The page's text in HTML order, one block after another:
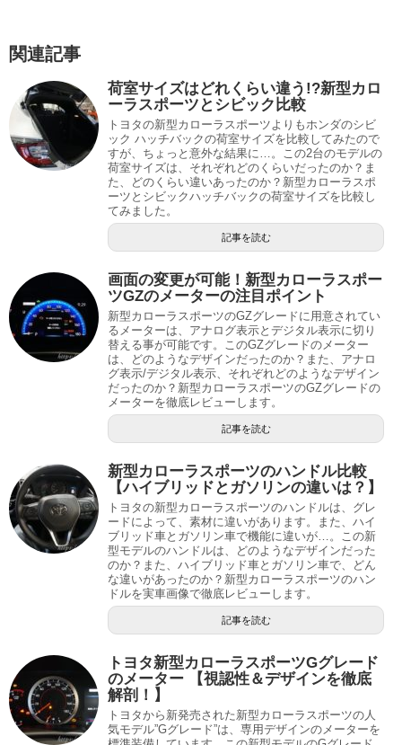
関連記事
荷室サイズはどれくらい違う!?新型カロ
ーラスポーツとシビック比較
トヨタの新型カローラスポーツよりもホンダのシビ
ック ハッチバックの荷室サイズを比較してみたので
すが、ちょっと意外な結果に…。この2台のモデルの
荷室サイズは、それぞれどのくらいだったのか？ま
た、どのくらい違いあったのか？新型カローラスポ
ーツとシビックハッチバックの荷室サイズを比較し
てみました。
記事を読む
画面の変更が可能！新型カローラスポー
ツGZのメーターの注目ポイント
新型カローラスポーツのGZグレードに用意されてい
るメーターは、アナログ表示とデジタル表示に切り
替える事が可能です。このGZグレードのメーター
は、どのようなデザインだったのか？また、アナロ
グ表示/デジタル表示、それぞれどのようなデザイン
だったのか？新型カローラスポーツのGZグレードの
メーターを徹底レビューします。
記事を読む
新型カローラスポーツのハンドル比較
【ハイブリッドとガソリンの違いは？】
トヨタの新型カローラスポーツのハンドルは、グレ
ードによって、素材に違いがあります。また、ハイ
ブリッド車とガソリン車で機能に違いが…。この新
型モデルのハンドルは、どのようなデザインだった
のか？また、ハイブリッド車とガソリン車で、どん
な違いがあったのか？新型カローラスポーツのハン
ドルを実車画像で徹底レビューします。
記事を読む
トヨタ新型カローラスポーツGグレード
のメーター 【視認性＆デザインを徹底
解剖！】
トヨタから新発売された新型カローラスポーツの人
気モデル”Gグレード”は、専用デザインのメーターを